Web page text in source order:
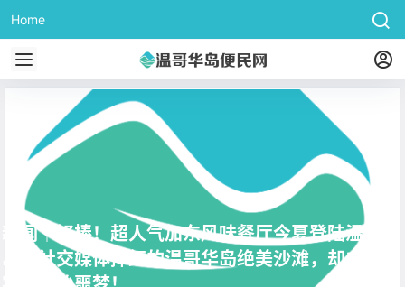
Home
新闻｜好棒！超人气加东风味餐厅今夏登陆温哥华
岛！社交媒体捧红的温哥华岛绝美沙滩，却成了游